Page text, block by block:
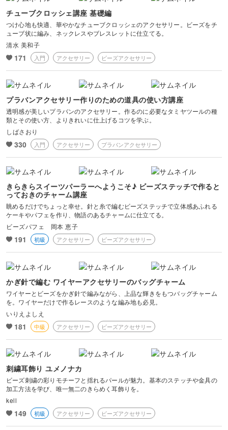
チューブクロッシェ講座 基礎編
つけ心地も快適、華やかなチューブクロッシェのアクセサリー。ビーズをチ
ューブ状に編み、ネックレスやブレスレットに仕立てる。
清水 美和子
171 入門 アクセサリー ビーズアクセサリー
プラバンアクセサリー作りのための道具の使い方講座
透明感が美しいプラバンのアクセサリー。作るのに必要なタミヤツールの種
類とその使い方、よりきれいに仕上げるコツを学ぶ。
しばさおり
330 入門 アクセサリー プラバンアクセサリー
きらきらスイーツパーラーへようこそ♪ ビーズステッチで作ると
っておきのチャーム講座
眺めるだけでちょっと幸せ。針と糸で編むビーズステッチで立体感あふれる
ケーキやパフェを作り、物語のあるチャームに仕立てる。
ビーズパフェ 岡本 恵子
191 初級 アクセサリー ビーズアクセサリー
かぎ針で編む ワイヤーアクセサリーのバッグチャーム
ワイヤーとビーズをかぎ針で編みながら、上品な輝きをもつバッグチャーム
を。ワイヤーだけで作るレースのような編み地も必見。
いりえよしえ
181 中級 アクセサリー ビーズアクセサリー
刺繍耳飾り ユメノナカ
ビーズ刺繍の彩りモチーフと揺れるパールが魅力。基本のステッチや金具の
加工方法を学び、唯一無二のきらめく耳飾りを。
kell
149 初級 アクセサリー ビーズアクセサリー